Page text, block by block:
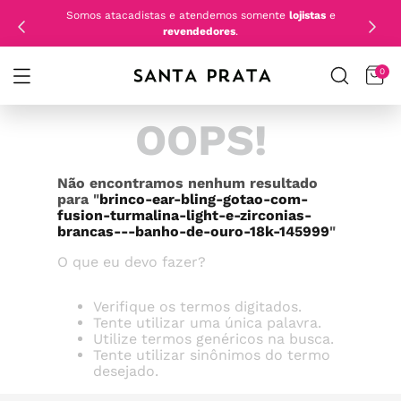
Somos atacadistas e atendemos somente lojistase
revendedores.
0
OOPS!
Não encontramos nenhum resultado
para "brinco-ear-bling-gotao-com-
fusion-turmalina-light-e-zirconias-
brancas---banho-de-ouro-18k-145999"
O que eu devo fazer?
Verifique os termos digitados.
Tente utilizar uma única palavra.
Utilize termos genéricos na busca.
Tente utilizar sinônimos do termo
desejado.